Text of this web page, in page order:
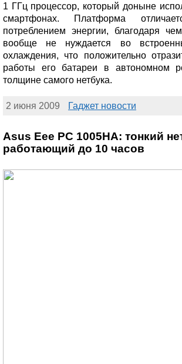
1 ГГц процессор, который доныне
смартфонах. Платформа
потреблением энергии, благодаря
вообще не нуждается во
охлаждения, что положительно
работы его батареи в автономном
толщине самого нетбука.
2 июня 2009 Гаджет новости
Asus Eee PC 1005HA: тонкий
работающий до 10 часов